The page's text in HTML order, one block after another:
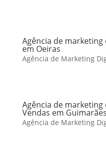
Agência de
em Oeiras
Agência de Marketing
Agência de
Vendas em Guimarães
Agência de Marketing